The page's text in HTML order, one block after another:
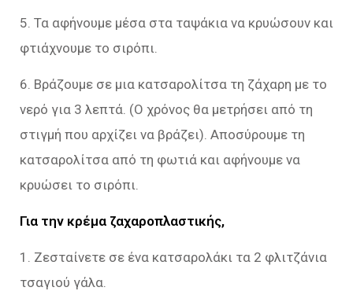
5. Τα αφήνουμε μέσα στα ταψάκια να κρυώσουν και
φτιάχνουμε το σιρόπι.
6. Βράζουμε σε μια κατσαρολίτσα τη ζάχαρη με το
νερό για 3 λεπτά. (Ο χρόνος θα μετρήσει από τη
στιγμή που αρχίζει να βράζει). Αποσύρουμε τη
κατσαρολίτσα από τη φωτιά και αφήνουμε να
κρυώσει το σιρόπι.
Για την κρέμα ζαχαροπλαστικής,
1. Ζεσταίνετε σε ένα κατσαρολάκι τα 2 φλιτζάνια
τσαγιού γάλα.